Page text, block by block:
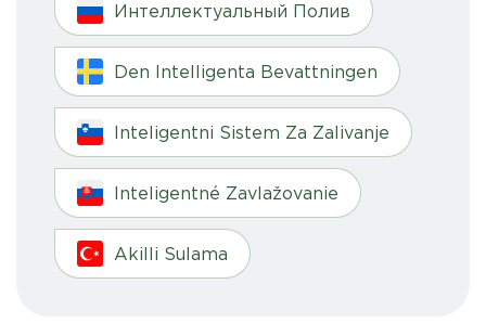
Интеллектуальный Полив
Den Intelligenta Bevattningen
Inteligentni Sistem Za Zalivanje
Inteligentné Zavlažovanie
Akilli Sulama